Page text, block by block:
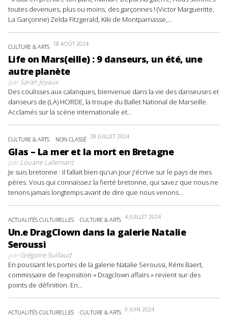
toutes devenues, plus ou moins, des garçonnes ! (Victor Margueritte,
La Garçonne) Zelda Fitzgerald, Kiki de Montparnasse,...
CULTURE & ARTS 18 AOÛT 2024
Life on Mars(eille) : 9 danseurs, un été, une
autre planète
parSarah Joyaux
Des coulisses aux calanques, bienvenue dans la vie des danseuses et
danseurs de (LA) HORDE, la troupe du Ballet National de Marseille.
Acclamés sur la scène internationale et...
CULTURE & ARTS NON CLASSÉ 28 JUILLET 2024
Glas – La mer et la mort en Bretagne
parLouane Lallemant
Je suis bretonne : il fallait bien qu'un jour j'écrive sur le pays de mes
pères. Vous qui connaissez la fierté bretonne, qui savez que nous ne
tenons jamais longtemps avant de dire que nous venons...
ACTUALITÉS CULTURELLES CULTURE & ARTS 4 JUILLET 2024
Un.e DragClown dans la galerie Natalie
Seroussi
parGrégoire Suillaud
En poussant les portes de la galerie Natalie Seroussi, Rémi Baert,
commissaire de l’exposition « Dragclown affairs » revient sur des
points de définition. En...
ACTUALITÉS CULTURELLES CULTURE & ARTS 9 JUIN 2024